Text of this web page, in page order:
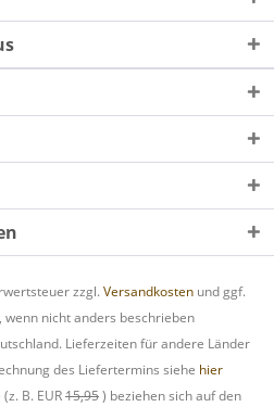
zzgl. Versandkosten und ggf.
nicht anders beschrieben
Lieferzeiten für andere Länder
des Liefertermins siehe hier
B. EUR15,95) beziehen sich auf den